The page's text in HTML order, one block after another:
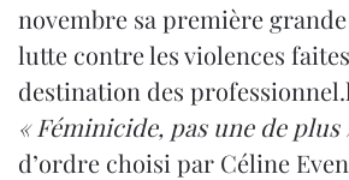
novembre sa première
lutte contre les violences
destination des
« Féminicide, pas une de plus
d’ordre choisi par Céline